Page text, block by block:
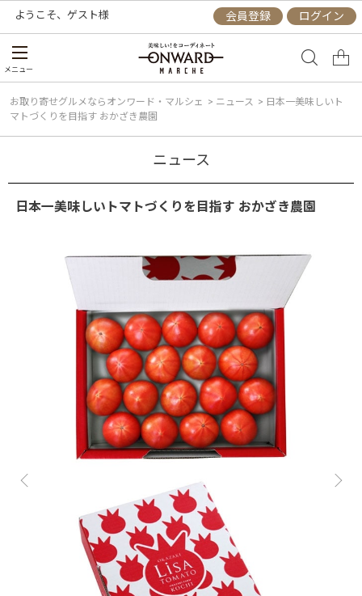
ようこそ、 ゲスト様 会員登録 ログイン
メニュー
お取り寄せグルメならオンワード・マルシェ > ニュース > 日本一美味しいト
マトづくりを目指す おかざき農園
ニュース
日本一美味しいトマトづくりを目指す おかざき農園